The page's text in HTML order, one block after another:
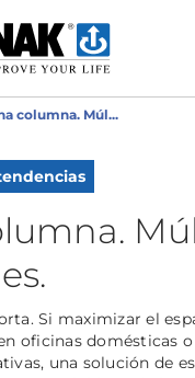
columna. Múl...
Si maximizar el
oficinas domésticas
una solución de